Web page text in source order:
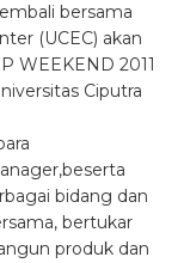
bersama
(UCEC) akan
WEEKEND 2011
Ciputra
bidang dan
bertukar
produk dan